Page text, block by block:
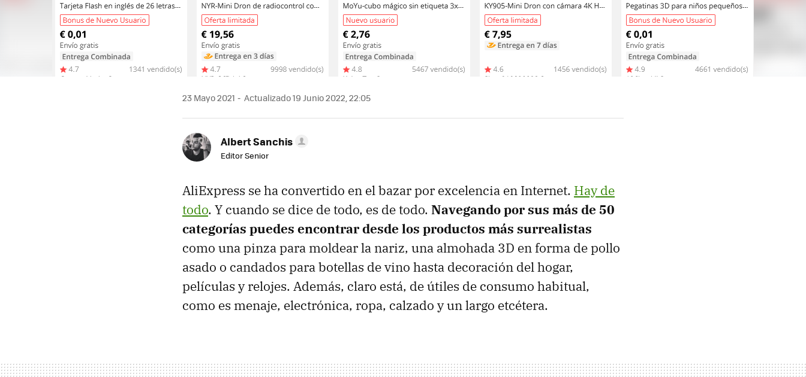
23 Mayo 2021 Actualizado 19 Junio 2022, 22:05
Albert Sanchis
Editor Senior
AliExpress se ha convertido en el bazar por excelencia en Internet. Hay de
todo. Y cuando se dice de todo, es de todo. Navegando por sus más de 50
categorías puedes encontrar desde los productos más surrealistas
como una pinza para moldear la nariz, una almohada 3D en forma de pollo
asado o candados para botellas de vino hasta decoración del hogar,
películas y relojes. Además, claro está, de útiles de consumo habitual,
como es menaje, electrónica, ropa, calzado y un largo etcétera.